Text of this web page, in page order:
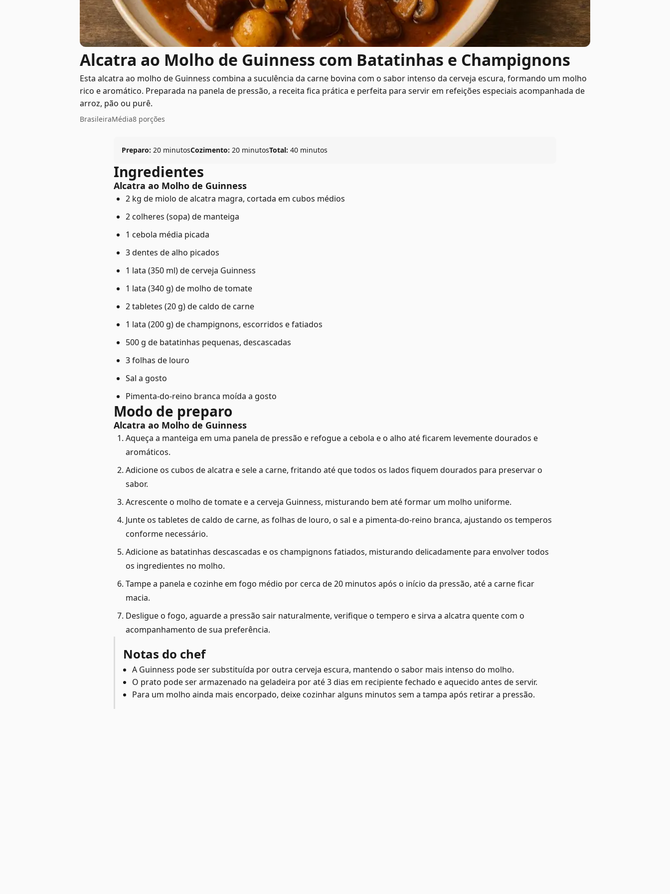
Alcatra ao Molho de Guinness com Batatinhas e Champignons
Esta alcatra ao molho de Guinness combina a suculência da carne bovina com o sabor intenso da cerveja escura, formando um molho
rico e aromático. Preparada na panela de pressão, a receita fica prática e perfeita para servir em refeições especiais acompanhada de
arroz, pão ou purê.
BrasileiraMédia8 porções
Preparo: 20 minutosCozimento: 20 minutosTotal: 40 minutos
Ingredientes
Alcatra ao Molho de Guinness
2 kg de miolo de alcatra magra, cortada em cubos médios
2 colheres (sopa) de manteiga
1 cebola média picada
3 dentes de alho picados
1 lata (350 ml) de cerveja Guinness
1 lata (340 g) de molho de tomate
2 tabletes (20 g) de caldo de carne
1 lata (200 g) de champignons, escorridos e fatiados
500 g de batatinhas pequenas, descascadas
3 folhas de louro
Sal a gosto
Pimenta-do-reino branca moída a gosto
Modo de preparo
Alcatra ao Molho de Guinness
Aqueça a manteiga em uma panela de pressão e refogue a cebola e o alho até ficarem levemente dourados e
aromáticos.
Adicione os cubos de alcatra e sele a carne, fritando até que todos os lados fiquem dourados para preservar o
sabor.
Acrescente o molho de tomate e a cerveja Guinness, misturando bem até formar um molho uniforme.
Junte os tabletes de caldo de carne, as folhas de louro, o sal e a pimenta-do-reino branca, ajustando os temperos
conforme necessário.
Adicione as batatinhas descascadas e os champignons fatiados, misturando delicadamente para envolver todos
os ingredientes no molho.
Tampe a panela e cozinhe em fogo médio por cerca de 20 minutos após o início da pressão, até a carne ficar
macia.
Desligue o fogo, aguarde a pressão sair naturalmente, verifique o tempero e sirva a alcatra quente com o
acompanhamento de sua preferência.
Notas do chef
A Guinness pode ser substituída por outra cerveja escura, mantendo o sabor mais intenso do molho.
O prato pode ser armazenado na geladeira por até 3 dias em recipiente fechado e aquecido antes de servir.
Para um molho ainda mais encorpado, deixe cozinhar alguns minutos sem a tampa após retirar a pressão.